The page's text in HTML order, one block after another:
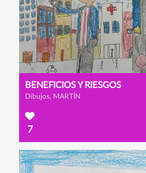
BENEFICIOS Y RIESGOS
Dibujos, MARTÍN
7